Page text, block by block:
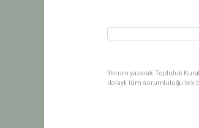
Yorum yazarak Topluluk
dolaylı tüm sorumluluğu tek